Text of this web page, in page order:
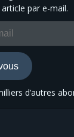
par e-mail.
d’autres